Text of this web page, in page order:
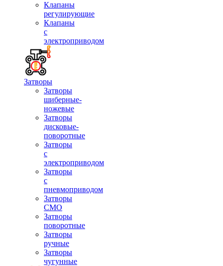
Клапаны
регулирующие
Клапаны
с
электроприводом
Затворы
Затворы
шиберные-
ножевые
Затворы
дисковые-
поворотные
Затворы
с
электроприводом
Затворы
с
пневмоприводом
Затворы
СМО
Затворы
поворотные
Затворы
ручные
Затворы
чугунные